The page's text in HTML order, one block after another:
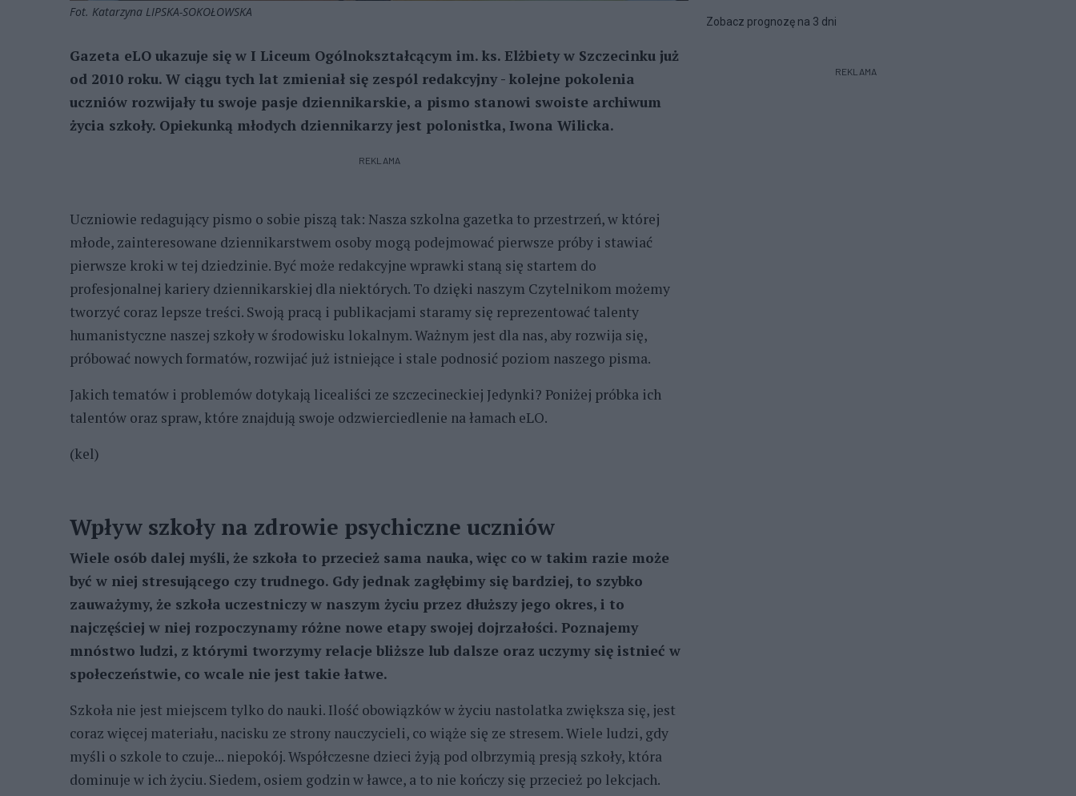
Fot. Katarzyna LIPSKA-SOKOŁOWSKA
Gazeta eLO ukazuje się w I Liceum Ogólnokształcącym im. ks. Elżbiety w Szczecinku już
od 2010 roku. W ciągu tych lat zmieniał się zespól redakcyjny - kolejne pokolenia
uczniów rozwijały tu swoje pasje dziennikarskie, a pismo stanowi swoiste archiwum
życia szkoły. Opiekunką młodych dziennikarzy jest polonistka, Iwona Wilicka.
REKLAMA
Uczniowie redagujący pismo o sobie piszą tak: Nasza szkolna gazetka to przestrzeń, w której
młode, zainteresowane dziennikarstwem osoby mogą podejmować pierwsze próby i stawiać
pierwsze kroki w tej dziedzinie. Być może redakcyjne wprawki staną się startem do
profesjonalnej kariery dziennikarskiej dla niektórych. To dzięki naszym Czytelnikom możemy
tworzyć coraz lepsze treści. Swoją pracą i publikacjami staramy się reprezentować talenty
humanistyczne naszej szkoły w środowisku lokalnym. Ważnym jest dla nas, aby rozwija się,
próbować nowych formatów, rozwijać już istniejące i stale podnosić poziom naszego pisma.
Jakich tematów i problemów dotykają licealiści ze szczecineckiej Jedynki? Poniżej próbka ich
talentów oraz spraw, które znajdują swoje odzwierciedlenie na łamach eLO.
(kel)
Wpływ szkoły na zdrowie psychiczne uczniów
Wiele osób dalej myśli, że szkoła to przecież sama nauka, więc co w takim razie może
być w niej stresującego czy trudnego. Gdy jednak zagłębimy się bardziej, to szybko
zauważymy, że szkoła uczestniczy w naszym życiu przez dłuższy jego okres, i to
najczęściej w niej rozpoczynamy różne nowe etapy swojej dojrzałości. Poznajemy
mnóstwo ludzi, z którymi tworzymy relacje bliższe lub dalsze oraz uczymy się istnieć w
społeczeństwie, co wcale nie jest takie łatwe.
Szkoła nie jest miejscem tylko do nauki. Ilość obowiązków w życiu nastolatka zwiększa się, jest
coraz więcej materiału, nacisku ze strony nauczycieli, co wiąże się ze stresem. Wiele ludzi, gdy
myśli o szkole to czuje... niepokój. Współczesne dzieci żyją pod olbrzymią presją szkoły, która
dominuje w ich życiu. Siedem, osiem godzin w ławce, a to nie kończy się przecież po lekcjach.
Zobacz prognozę na 3 dni
REKLAMA